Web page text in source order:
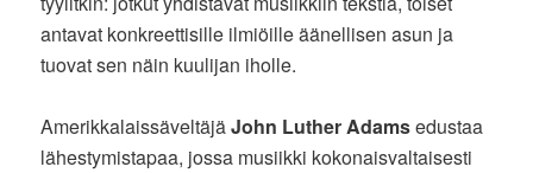
antavat konkreettisille ilmiöille äänellisen asun ja
tuovat sen näin kuulijan iholle.
AmerikkalaissäveltäjäJohn Luther Adamsedustaa
lähestymistapaa, jossa musiikki kokonaisvaltaisesti